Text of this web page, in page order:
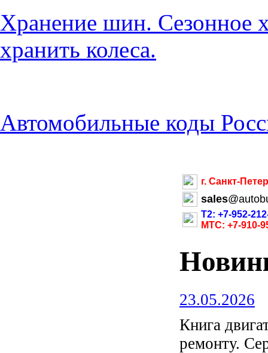
Хранение шин. Сезонное
хранить колеса.
Автомобильные коды
г. Санкт-
sales@
Т2: +7-952-
МТС: +7-910-
23.05.2026
Книга
ремонту.